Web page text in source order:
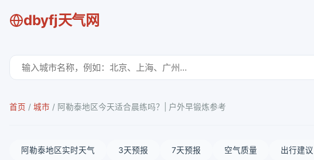
dbyfj天气网
首页 / 城市 / 阿勒泰地区今天适合晨练吗？| 户外早锻炼参考
阿勒泰地区实时天气 3天预报 7天预报 空气质量 出行建议